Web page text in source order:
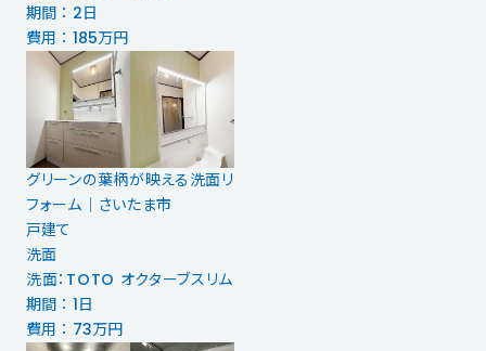
期間 ： 2日
費用 ： 185万円
グリーンの葉柄が映える洗面リ
フォーム｜さいたま市
戸建て
洗面
洗面：TOTO オクターブスリム
期間 ： 1日
費用 ： 73万円